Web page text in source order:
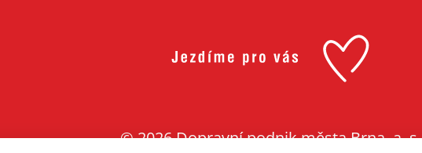
© 2026 Dopravní podnik města Brna, a. s.